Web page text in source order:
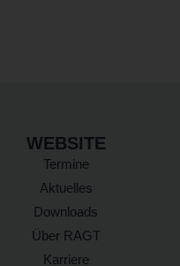
WEBSITE
Termine
Aktuelles
Downloads
Über RAGT
Karriere